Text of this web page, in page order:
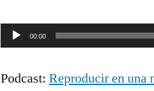
Reproductor
audio
00:00
Podcast:Reproducir en una